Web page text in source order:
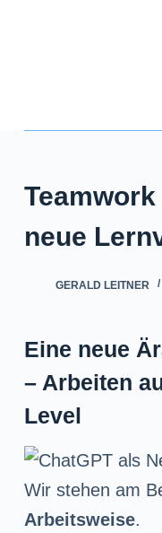
n
n
neue
GERALD LEITNER
Eine neue
– Arbeiten
Level
Wir stehen am
Arbeitsweise.